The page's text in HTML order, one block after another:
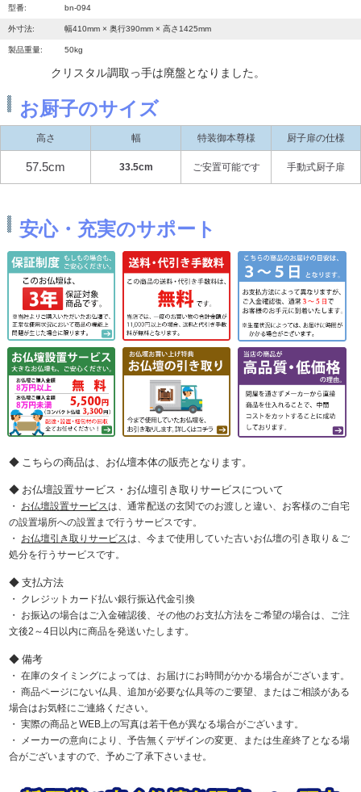
型番: bn-094
外寸法: 幅410mm × 奥行390mm × 高さ1425mm
製品重量: 50kg
クリスタル調取っ手は廃盤となりました。
お厨子のサイズ
高さ 幅 特装御本尊様 厨子扉の仕様
57.5cm 33.5cm ご安置可能です 手動式厨子扉
安心・充実のサポート
こちらの商品は、お仏壇本体の販売となります。
お仏壇設置サービス・お仏壇引き取りサービスについて
お仏壇設置サービスは、通常配送の玄関でのお渡しと違い、お客様のご自宅
の設置場所への設置まで行うサービスです。
お仏壇引き取りサービスは、今まで使用していた古いお仏壇の引き取り＆ご
処分を行うサービスです。
支払方法
クレジットカード払い銀行振込代金引換
お振込の場合はご入金確認後、その他のお支払方法をご希望の場合は、ご注
文後2～4日以内に商品を発送いたします。
備考
在庫のタイミングによっては、お届けにお時間がかかる場合がございます。
商品ページにない仏具、追加が必要な仏具等のご要望、またはご相談がある
場合はお気軽にご連絡ください。
実際の商品とWEB上の写真は若干色が異なる場合がございます。
メーカーの意向により、予告無くデザインの変更、または生産終了となる場
合がございますので、予めご了承下さいませ。